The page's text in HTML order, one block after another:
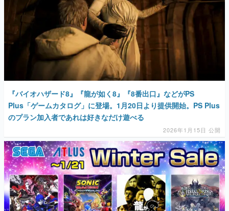
若ゲのいたり〜ゲームクリエイターの青春〜
『うつヌケ』『ペンと箸』等で知られるマンガ家・田中圭
一先生によるゲーム業界レポートマンガです。
なんでゲームは面白い？
ゲーム開発者・hamatsu氏がゲームの魅力を画面や操作の
具体的な形から解き明かしていく、硬派で骨太な評論連載
です。
「経験値」「裏技」「ラスボス」… ゲームにまつわる言葉
の起源や用法の変遷を、コンピューター文化史研究家・タ
イニーP氏が徹底調査。
カテゴリ
特集記事
マンガ
女性向け
『バイオハザード8』『龍が如く8』『8番出口』などがPS
Plus「ゲームカタログ」に登場。1月20日より提供開始。PS Plus
のプラン加入者であれは好きなだけ遊べる
2026年1月15日 公開